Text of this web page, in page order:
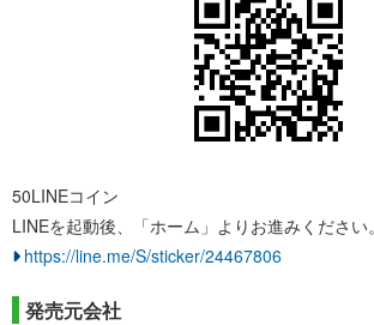
50LINEコイン
LINEを起動後、「ホーム」よりお進みください。
https://line.me/S/sticker/24467806
発売元会社